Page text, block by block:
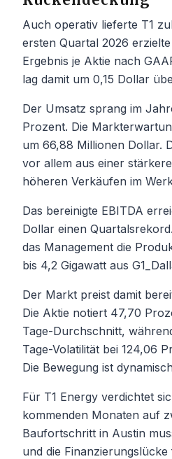
Auch operativ lieferte T1
ersten Quartal 2026
Ergebnis je Aktie nach
lag damit um 0,15 Dollar
Der Umsatz sprang im
Prozent. Die
um 66,88 Millionen Dollar.
vor allem aus einer
höheren Verkäufen im
Das bereinigte EBITDA
Dollar einen
das Management die
bis 4,2 Gigawatt aus
Der Markt preist damit
Die Aktie notiert 47,70
Tage-Durchschnitt,
Tage-Volatilität bei 124,06
Die Bewegung ist
Für T1 Energy verdichtet
kommenden Monaten auf
Baufortschritt in Austin
und die Finanzierungslücke